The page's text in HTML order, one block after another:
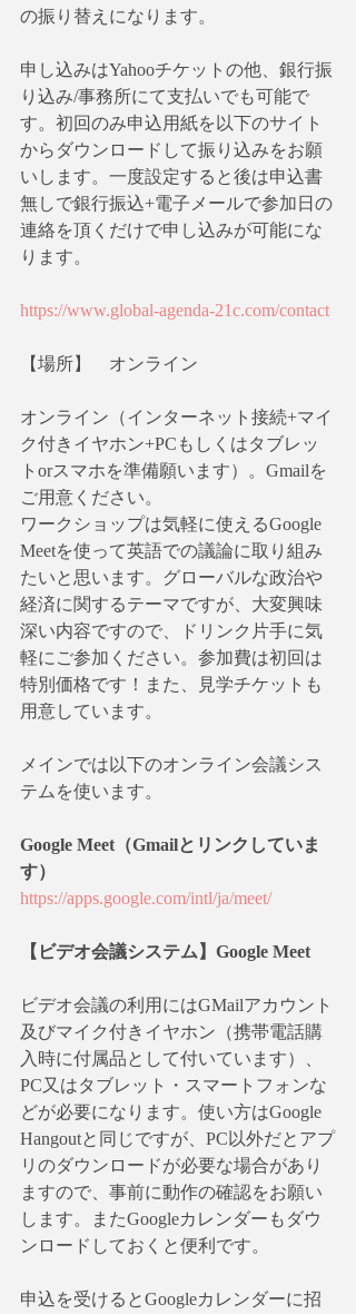
の振り替えになります。
申し込みはYahooチケットの他、銀行振
り込み/事務所にて支払いでも可能で
す。初回のみ申込用紙を以下のサイト
からダウンロードして振り込みをお願
いします。一度設定すると後は申込書
無しで銀行振込+電子メールで参加日の
連絡を頂くだけで申し込みが可能にな
ります。
https://www.global-agenda-21c.com/contact
【場所】　オンライン
オンライン（インターネット接続+マイ
ク付きイヤホン+PCもしくはタブレッ
トorスマホを準備願います）。Gmailを
ご用意ください。
ワークショップは気軽に使えるGoogle
Meetを使って英語での議論に取り組み
たいと思います。グローバルな政治や
経済に関するテーマですが、大変興味
深い内容ですので、ドリンク片手に気
軽にご参加ください。参加費は初回は
特別価格です！また、見学チケットも
用意しています。
メインでは以下のオンライン会議シス
テムを使います。
Google Meet（Gmailとリンクしていま
す）
https://apps.google.com/intl/ja/meet/
【ビデオ会議システム】Google Meet
ビデオ会議の利用にはGMailアカウント
及びマイク付きイヤホン（携帯電話購
入時に付属品として付いています）、
PC又はタブレット・スマートフォンな
どが必要になります。使い方はGoogle
Hangoutと同じですが、PC以外だとアプ
リのダウンロードが必要な場合があり
ますので、事前に動作の確認をお願い
します。またGoogleカレンダーもダウ
ンロードしておくと便利です。
申込を受けるとGoogleカレンダーに招